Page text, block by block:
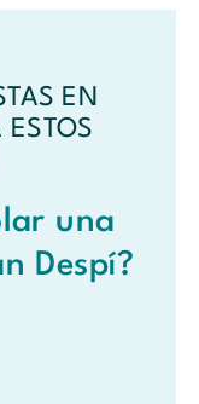
EN
ESTOS
una
Despí?